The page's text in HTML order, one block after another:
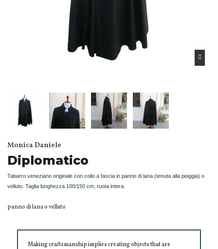
Monica Daniele
Diplomatico
Tabarro veneziano originale con collo a fascia in panno di lana (tenuta alla pioggia) o
velluto. Taglia lunghezza 100/150 cm, ruota intera.
panno di lana o velluto
Making craftsmanship implies creating objects that are